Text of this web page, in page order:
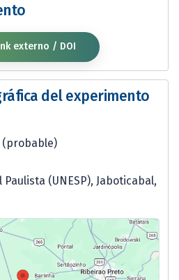
externo / DOI
del experimento
(probable)
(UNESP), Jaboticabal,